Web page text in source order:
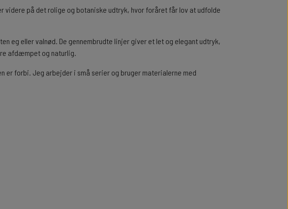
på det rolige og botaniske udtryk, hvor foråret får lov at udfolde
eg eller valnød. De gennembrudte linjer giver et let og elegant udtryk,
afdæmpet og naturlig.
forbi. Jeg arbejder i små serier og bruger materialerne med